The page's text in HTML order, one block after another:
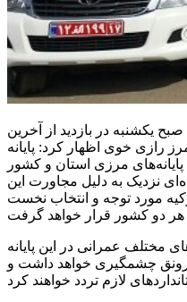
یکشنبه در بازدید از آخرین
رازی خوی اظهار کرد: پایانه
مرزی استان و کشور
نزدیک به دلیل مجاورت این
مورد توجه و انتخاب نخست
مختلف عمرانی در این پایانه
رونق چشمگیری خواهد داشت و